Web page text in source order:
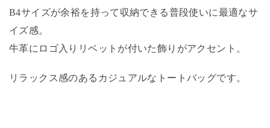
B4サイズが余裕を持って収納できる普段使いに最適なサ
イズ感。
牛革にロゴ入りリベットが付いた飾りがアクセント。
リラックス感のあるカジュアルなトートバッグです。